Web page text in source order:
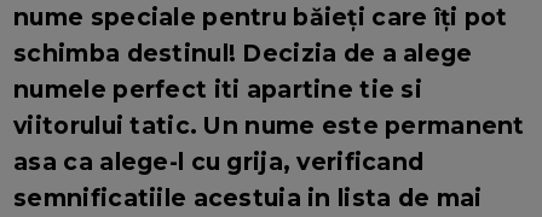
nume speciale pentru băieți care îți pot
schimba destinul! Decizia de a alege
numele perfect iti apartine tie si
viitorului tatic. Un nume este permanent
asa ca alege-l cu grija, verificand
semnificatiile acestuia in lista de mai